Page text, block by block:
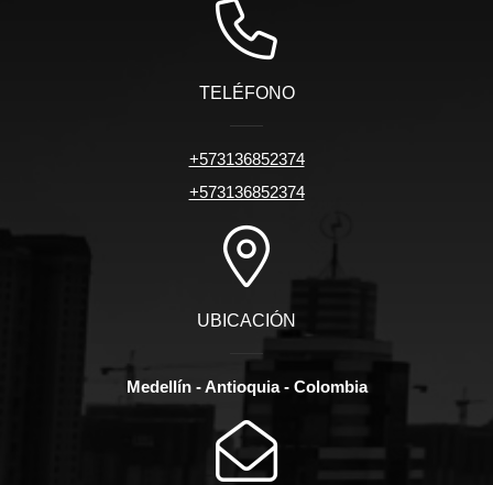
TELÉFONO
+573136852374
+573136852374
UBICACIÓN
Medellín - Antioquia - Colombia